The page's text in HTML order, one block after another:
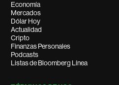
Economía
Mercados
Dólar Hoy
Actualidad
Cripto
Finanzas Personales
Podcasts
Listas de Bloomberg Línea